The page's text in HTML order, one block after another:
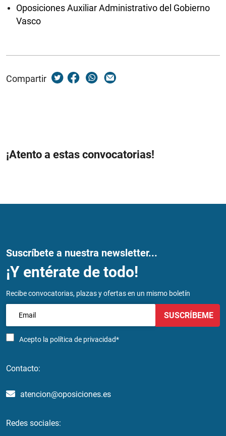
Oposiciones Auxiliar Administrativo del Gobierno
Vasco
Compartir
¡Atento a estas convocatorias!
Suscríbete a nuestra newsletter...
¡Y entérate de todo!
Recibe convocatorias, plazas y ofertas en un mismo boletín
Acepto la política de privacidad*
SUSCRÍBEME
Contacto:
atencion@oposiciones.es
Redes sociales: